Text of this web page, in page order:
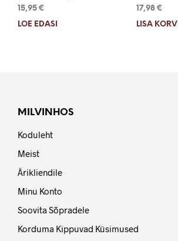
15,95 €
LOE EDASI
17,98 €
LISA KORVI
MILVINHOS
Koduleht
Meist
Ärikliendile
Minu Konto
Soovita Sõpradele
Korduma Kippuvad Küsimused